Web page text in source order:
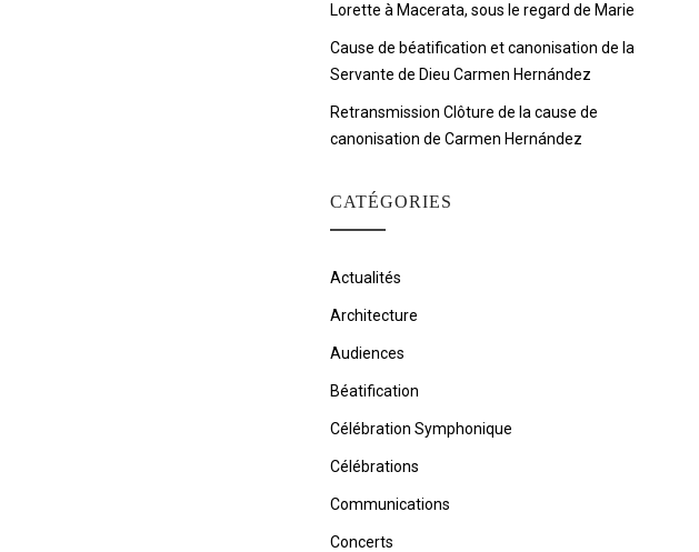
Lorette à Macerata, sous le regard de Marie
Cause de béatification et canonisation de la
Servante de Dieu Carmen Hernández
Retransmission Clôture de la cause de
canonisation de Carmen Hernández
CATÉGORIES
Actualités
Architecture
Audiences
Béatification
Célébration Symphonique
Célébrations
Communications
Concerts